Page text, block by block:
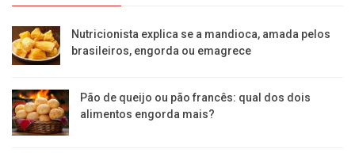
Nutricionista explica se a mandioca, amada pelos
brasileiros, engorda ou emagrece
Pão de queijo ou pão francês: qual dos dois
alimentos engorda mais?